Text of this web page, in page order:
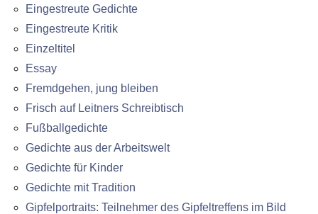
Eingestreute Gedichte
Eingestreute Kritik
Einzeltitel
Essay
Fremdgehen, jung bleiben
Frisch auf Leitners Schreibtisch
Fußballgedichte
Gedichte aus der Arbeitswelt
Gedichte für Kinder
Gedichte mit Tradition
Gipfelportraits: Teilnehmer des Gipfeltreffens im Bild